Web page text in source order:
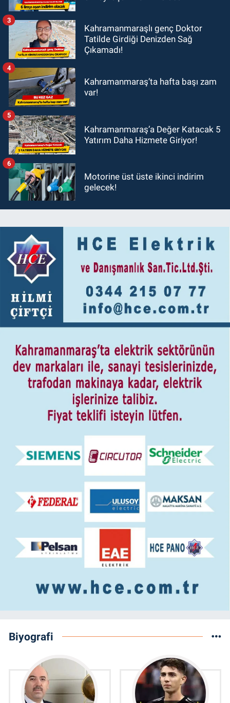
Kahramanmaraşlı genç Doktor
Tatilde Girdiği Denizden Sağ
Çıkamadı!
3
Kahramanmaraş’ta hafta başı zam
var!
4
Kahramanmaraş’a Değer Katacak 5
Yatırım Daha Hizmete Giriyor!
5
Motorine üst üste ikinci indirim
gelecek!
6
Biyografi